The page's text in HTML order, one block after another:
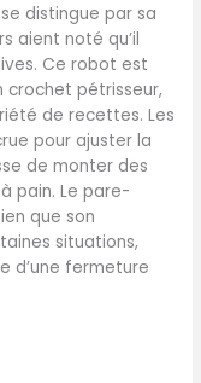
acier
laborieux de
machines
ITALY/FDA et
chimiques et
d'accessoires:
3
crochet et
et à installer.
le bol en
utilisés
protection
distingue par sa
aient noté qu’il
Ce robot est
crochet pétrisseur,
de recettes. Les
pour ajuster la
de monter des
pain. Le pare-
que son
situations,
d’une fermeture